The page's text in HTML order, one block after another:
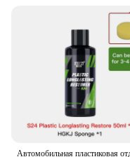
Performance and
long-lasting results
Parts and
multiple products
Features:
|Vendors|
**Effortless
Surfaces**